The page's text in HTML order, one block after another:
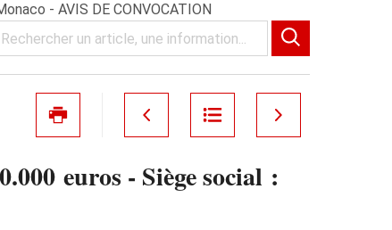
- AVIS DE CONVOCATION
euros - Siège social :